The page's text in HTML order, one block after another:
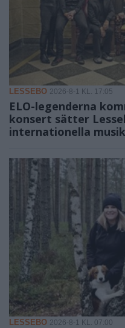
LESSEBO 2026-8-1 KL. 17:05
ELO-legenderna
konsert sätter
internationella
LESSEBO 2026-8-1 KL. 07:00